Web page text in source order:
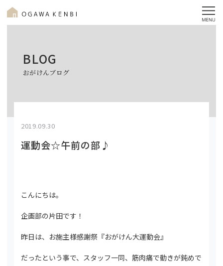
BLOG
おがけんブログ
2019.09.30
運動会☆午前の部♪
こんにちは。
企画部の片田です！
昨日は、お施主様感謝祭『おがけん大運動会』
だったという事で、スタッフ一同、筋肉痛で動きが鈍めで